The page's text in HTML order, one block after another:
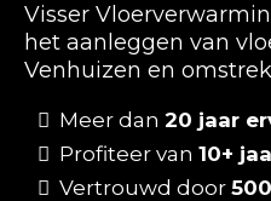
Visser
het aanleggen van
Venhuizen en
Meer dan 20 jaar
Profiteer van 10+
Vertrouwd door